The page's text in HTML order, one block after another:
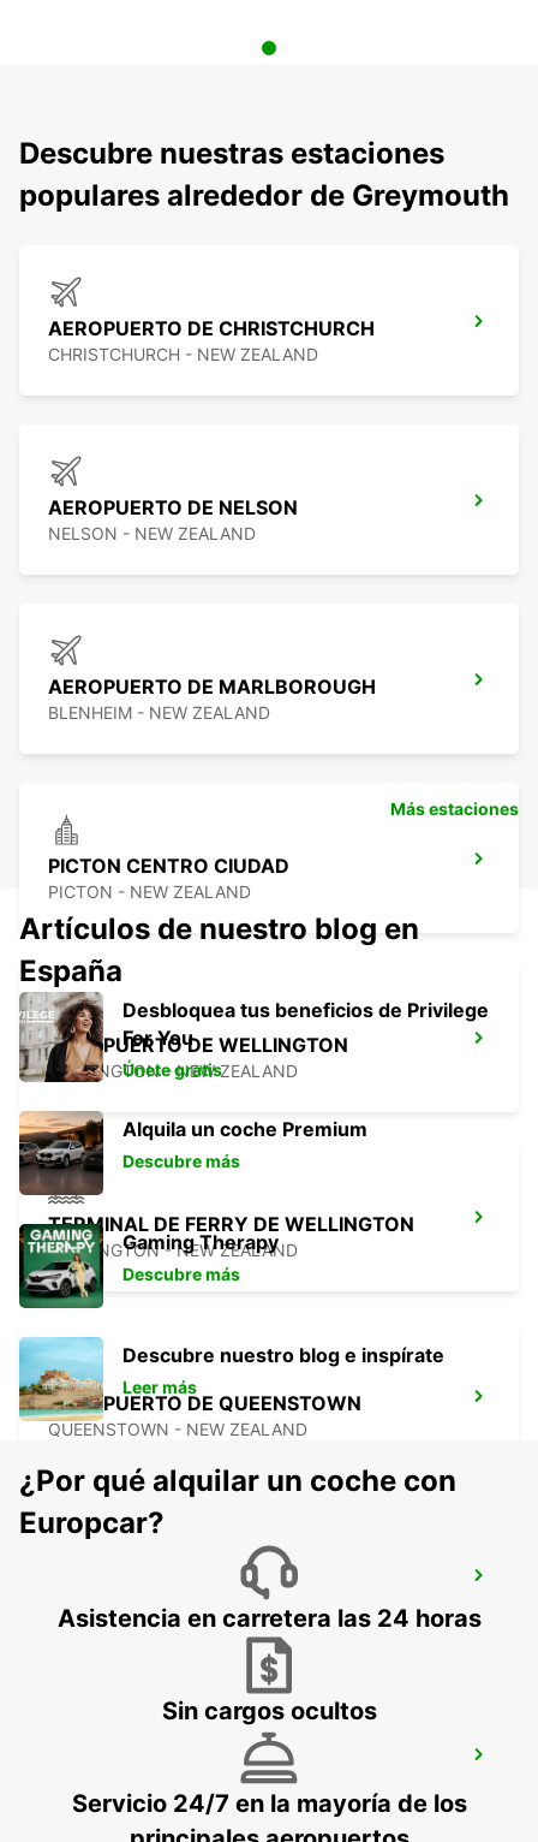
Descubre nuestras estaciones
populares alrededor de Greymouth
AEROPUERTO DE CHRISTCHURCH
CHRISTCHURCH - NEW ZEALAND
AEROPUERTO DE NELSON
NELSON - NEW ZEALAND
AEROPUERTO DE MARLBOROUGH
BLENHEIM - NEW ZEALAND
PICTON CENTRO CIUDAD
PICTON - NEW ZEALAND
AEROPUERTO DE WELLINGTON
WELLINGTON - NEW ZEALAND
TERMINAL DE FERRY DE WELLINGTON
WELLINGTON - NEW ZEALAND
AEROPUERTO DE QUEENSTOWN
QUEENSTOWN - NEW ZEALAND
AEROPUERTO DE DUNEDIN
DUNEDIN - NEW ZEALAND
AEROPUERTO DE PALMERSTON NORTH
PALMERSTON NORTH - NEW ZEALAND
Más estaciones
Artículos de nuestro blog en
España
Desbloquea tus beneficios de Privilege
For You
Únete gratis
Alquila un coche Premium
Descubre más
Gaming Therapy
Descubre más
Descubre nuestro blog e inspírate
Leer más
¿Por qué alquilar un coche con
Europcar?
Asistencia en carretera las 24 horas
Sin cargos ocultos
Servicio 24/7 en la mayoría de los